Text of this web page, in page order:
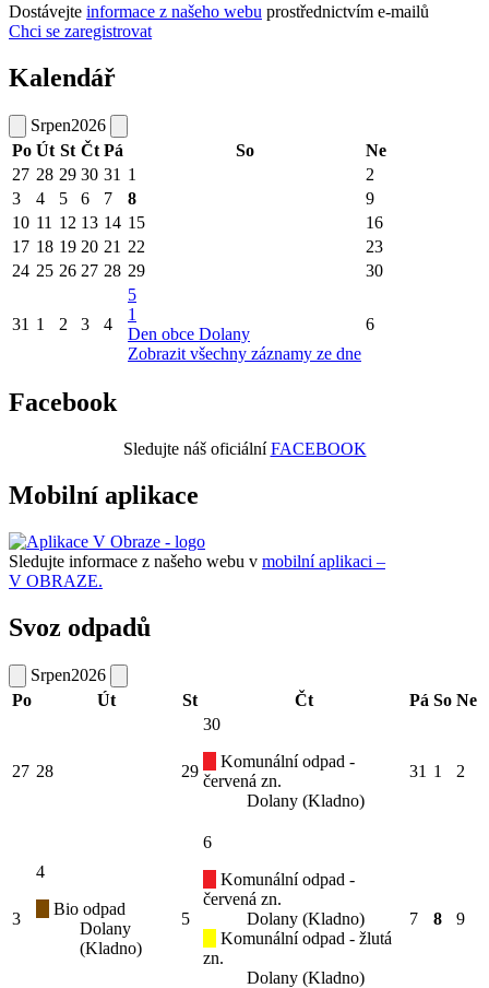
Dostávejte informace z našeho webu prostřednictvím e-mailů
Chci se zaregistrovat
Kalendář
Srpen2026
Po Út St Čt Pá So
Ne
27 28 29 30 31 1
2
3
4 5 6 7 8
9
10 11 12 13 14 15
16
17 18 19 20 21 22
23
24 25 26 27 28 29 30
31 1 2 3 4
5
1
Den obce Dolany
Zobrazit všechny záznamy ze dne
6
Facebook
Sledujte náš oficiálníFACEBOOK
Mobilní aplikace
Sledujte informace z našeho webu v mobilní aplikaci –
V OBRAZE.
Svoz odpadů
Srpen2026
Po
Út St Čt Pá So Ne
27 28 29
30
Komunální odpad -
červená zn.
Dolany (Kladno)
31 1 2
3
4
Bio odpad
Dolany
(Kladno)
5
6
Komunální odpad -
červená zn.
Dolany (Kladno)
Komunální odpad - žlutá
zn.
Dolany (Kladno)
7 8 9